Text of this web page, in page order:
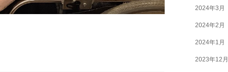
2024年3月
2024年2月
2024年1月
2023年12月